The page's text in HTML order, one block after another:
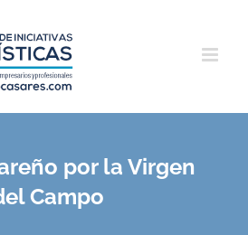
por la Virgen
Campo